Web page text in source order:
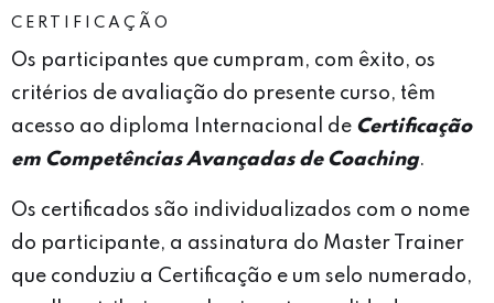
CERTIFICAÇÃO
Os participantes que cumpram, com êxito, os
critérios de avaliação do presente curso, têm
acesso ao diploma Internacional de Certificação
em Competências Avançadas de Coaching.
Os certificados são individualizados com o nome
do participante, a assinatura do Master Trainer
que conduziu a Certificação e um selo numerado,